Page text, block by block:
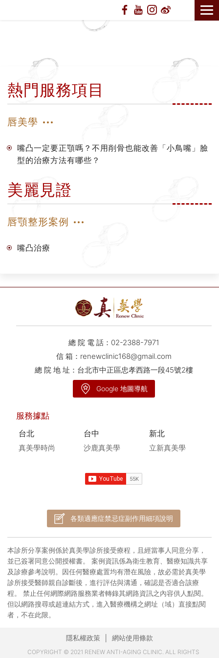
熱門服務項目
唇美學
嘴凸一定要正顎嗎？不用削骨也能改善「小鳥嘴」臉
型的治療方法有哪些？
美麗見證
唇顎整形案例
嘴凸治療
總 院 電 話： 02-2388-7971
信 箱： renewclinic168@gmail.com
總 院 地 址：台北市中正區忠孝西路一段45號2樓
Google 地圖導航
服務據點
台北
真美學時尚
台中
沙鹿真美學
新北
立新真美學
各類適應症禁忌症副作用細項說明
本診所分享案例係於真美學診所接受療程，且經當事人同意分享，
並已簽署同意公開授權書。 案例資訊係為衛生教育、醫療知識共享
及診療參考說明。因任何醫療處置均有潛在風險，故必需於真美學
診所接受醫師親自診斷後，進行評估與溝通，確認是否適合該療
程。 禁止任何網際網路服務業者轉錄其網路資訊之內容供人點閱。
但以網路搜尋或超連結方式，進入醫療機構之網址（域）直接點閱
者，不在此限。
隱私權政策 網站使用條款
COPYRIGHT © 2021 RENEW ANTI-AGING CLINIC. ALL RIGHTS